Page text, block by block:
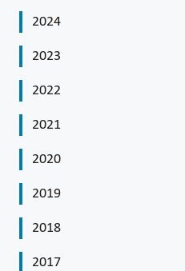
2024
2023
2022
2021
2020
2019
2018
2017